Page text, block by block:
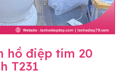
hồ điệp tím 20
T231